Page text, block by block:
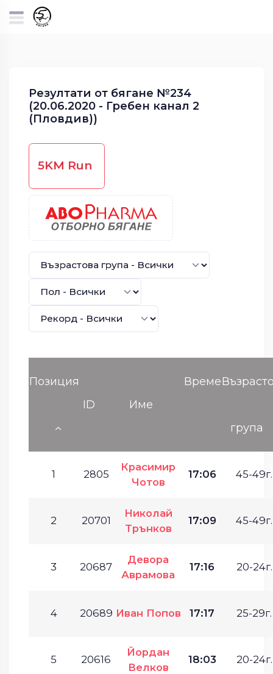
Резултати от бягане №234
(20.06.2020 - Гребен канал 2
(Пловдив))
5KM Run
Позиция
ID
Име
Време
група
1 2805
Красимир
Чотов
17:06 45-49г.
2 20701
Николай
Трънков
17:09 45-49г.
3 20687
Девора
Аврамова
17:16 20-24г.
4 20689 Иван Попов 17:17 25-29г.
5 20616
Йордан
Велков
18:03 20-24г.